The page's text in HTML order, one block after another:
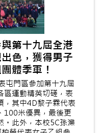
第十九屆全港
色，獲得男子
體季軍！
屯門區參加第十九屆
區運動精英切磋，表
，其中4D黎子霖代表
100米優異，最後更
。此外，本校5C孫濼